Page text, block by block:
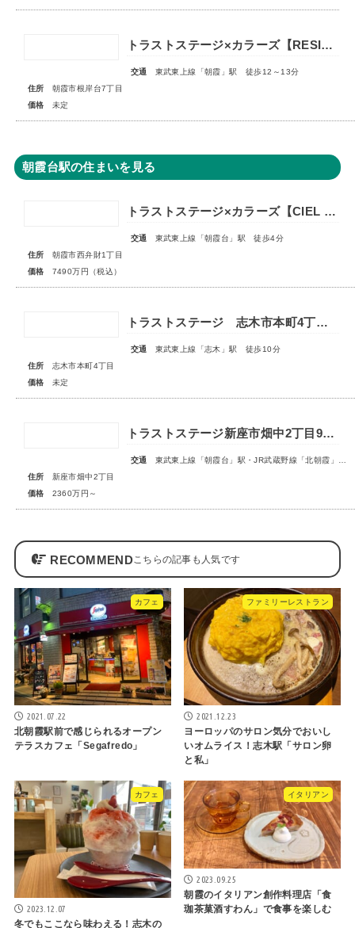
トラストステージ×カラーズ【RESIDENCE】朝霞市根岸台7丁目41期 全13区画第一期分譲 宅地分譲第二期分譲 新築分譲住宅 ◇販売予告◇
交通
東武東上線「朝霞」駅 徒歩12～13分
住所
朝霞市根岸台7丁目
価格
未定
朝霞台駅の住まいを見る
トラストステージ×カラーズ【CIEL VILLA】朝霞市西弁財1丁目2期 ★限定1棟 販売開始★
交通
東武東上線「朝霞台」駅 徒歩4分
住所
朝霞市西弁財1丁目
価格
7490万円（税込）
トラストステージ 志木市本町4丁目17期 全7区画■第一期分譲 販売予告■
交通
東武東上線「志木」駅 徒歩10分
住所
志木市本町4丁目
価格
未定
トラストステージ新座市畑中2丁目9期 全15区画第一期分譲◆今回販売5区画◆
交通
東武東上線「朝霞台」駅・JR武蔵野線「北朝霞」駅バス19分『東福寺前』停歩3～4分
住所
新座市畑中2丁目
価格
2360万円～
RECOMMEND
カフェ
2021.07.22
北朝霞駅前で感じられるオープン
テラスカフェ「Segafredo」
ファミリーレストラン
2021.12.23
ヨーロッパのサロン気分でおいし
いオムライス！志木駅「サロン卵
と私」
カフェ
2023.12.07
冬でもここなら味わえる！志木の
イタリアン
2023.09.25
朝霞のイタリアン創作料理店「食
珈茶菓酒すわん」で食事を楽しむ